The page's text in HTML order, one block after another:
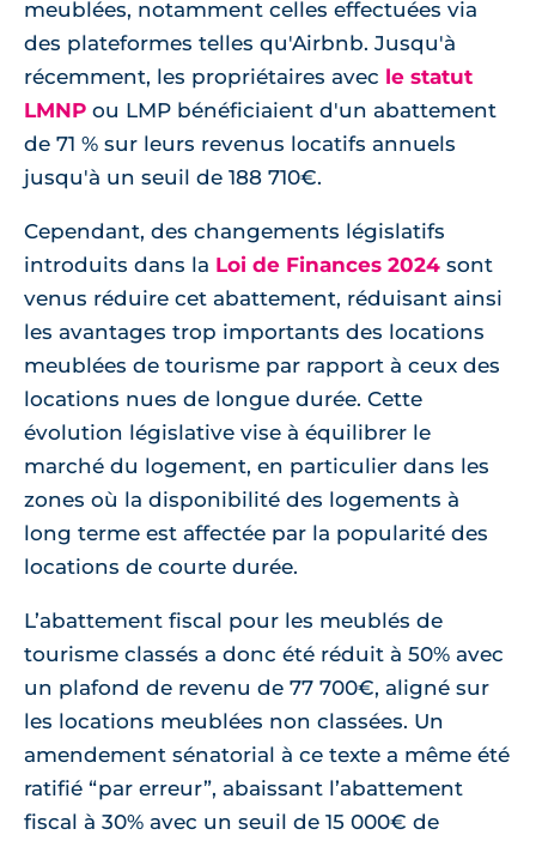
meublées, notamment celles effectuées via
des plateformes telles qu'Airbnb. Jusqu'à
récemment, les propriétaires avec le statut
LMNP ou LMP bénéficiaient d'un abattement
de 71 % sur leurs revenus locatifs annuels
jusqu'à un seuil de 188 710€.
Cependant, des changements législatifs
introduits dans la Loi de Finances 2024 sont
venus réduire cet abattement, réduisant ainsi
les avantages trop importants des locations
meublées de tourisme par rapport à ceux des
locations nues de longue durée. Cette
évolution législative vise à équilibrer le
marché du logement, en particulier dans les
zones où la disponibilité des logements à
long terme est affectée par la popularité des
locations de courte durée.
L’abattement fiscal pour les meublés de
tourisme classés a donc été réduit à 50% avec
un plafond de revenu de 77 700€, aligné sur
les locations meublées non classées. Un
amendement sénatorial à ce texte a même été
ratifié “par erreur”, abaissant l’abattement
fiscal à 30% avec un seuil de 15 000€ de